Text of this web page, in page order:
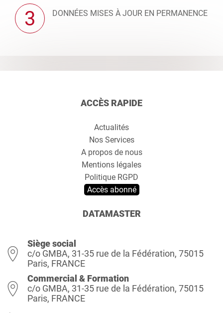
3 DONNÉES MISES À JOUR EN PERMANENCE
ACCÈS RAPIDE
Actualités
Nos Services
A propos de nous
Mentions légales
Politique RGPD
Accès abonné
DATAMASTER
Siège social
c/o GMBA, 31-35 rue de la Fédération, 75015
Paris, FRANCE
Commercial & Formation
c/o GMBA, 31-35 rue de la Fédération, 75015
Paris, FRANCE